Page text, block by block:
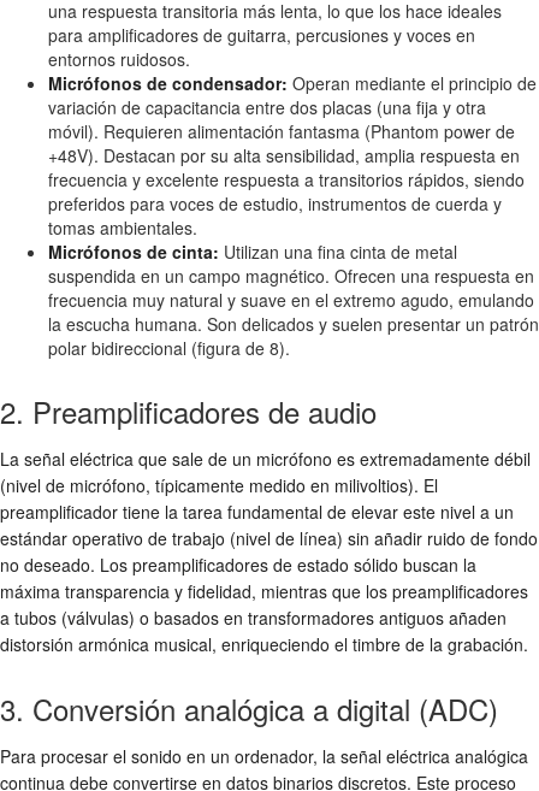
una respuesta transitoria más lenta, lo que los hace ideales
para amplificadores de guitarra, percusiones y voces en
entornos ruidosos.
Micrófonos de condensador: Operan mediante el principio de
variación de capacitancia entre dos placas (una fija y otra
móvil). Requieren alimentación fantasma (Phantom power de
+48V). Destacan por su alta sensibilidad, amplia respuesta en
frecuencia y excelente respuesta a transitorios rápidos, siendo
preferidos para voces de estudio, instrumentos de cuerda y
tomas ambientales.
Micrófonos de cinta: Utilizan una fina cinta de metal
suspendida en un campo magnético. Ofrecen una respuesta en
frecuencia muy natural y suave en el extremo agudo, emulando
la escucha humana. Son delicados y suelen presentar un patrón
polar bidireccional (figura de 8).
2. Preamplificadores de audio
La señal eléctrica que sale de un micrófono es extremadamente débil
(nivel de micrófono, típicamente medido en milivoltios). El
preamplificador tiene la tarea fundamental de elevar este nivel a un
estándar operativo de trabajo (nivel de línea) sin añadir ruido de fondo
no deseado. Los preamplificadores de estado sólido buscan la
máxima transparencia y fidelidad, mientras que los preamplificadores
a tubos (válvulas) o basados en transformadores antiguos añaden
distorsión armónica musical, enriqueciendo el timbre de la grabación.
3. Conversión analógica a digital (ADC)
Para procesar el sonido en un ordenador, la señal eléctrica analógica
continua debe convertirse en datos binarios discretos. Este proceso